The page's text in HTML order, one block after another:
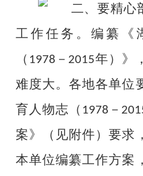
二、要精心
工作任务。编纂《
（ 1978 － 2015年）》
难度大。各地各单位
育人物志（ 1978 －
案》（见附件）要求
本单位编纂工作方案，